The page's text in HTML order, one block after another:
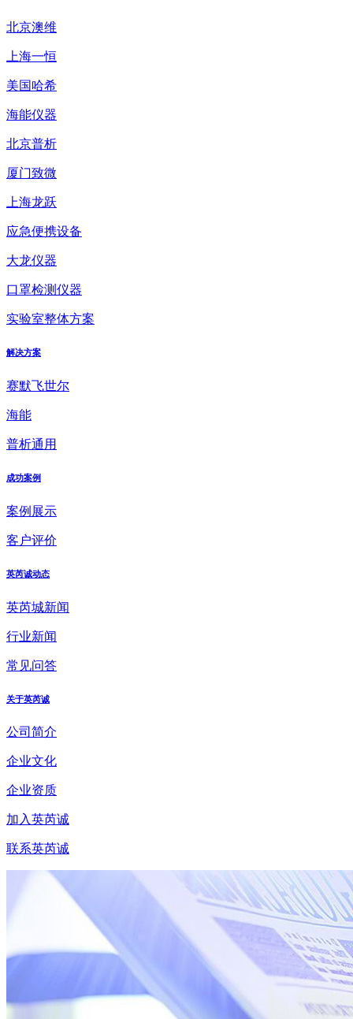
北京澳维
上海一恒
美国哈希
海能仪器
北京普析
厦门致微
上海龙跃
应急便携设备
大龙仪器
口罩检测仪器
实验室整体方案
解决方案
赛默飞世尔
海能
普析通用
成功案例
案例展示
客户评价
英芮诚动态
英芮城新闻
行业新闻
常见问答
关于英芮诚
公司简介
企业文化
企业资质
加入英芮诚
联系英芮诚